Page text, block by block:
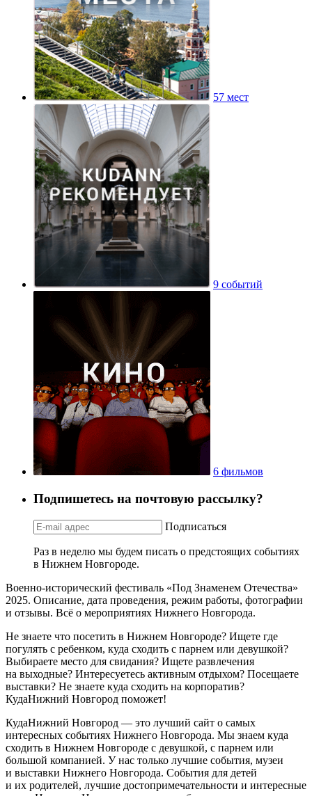
57 мест
9 событий
6 фильмов
Подпишетесь на почтовую рассылку?
Подписаться
Раз в неделю мы будем писать о предстоящих событиях
в Нижнем Новгороде.
Военно-исторический фестиваль «Под Знаменем Отечества»
2025. Описание, дата проведения, режим работы, фотографии
и отзывы. Всё о мероприятиях Нижнего Новгорода.
Не знаете что посетить в Нижнем Новгороде? Ищете где
погулять с ребенком, куда сходить с парнем или девушкой?
Выбираете место для свидания? Ищете развлечения
на выходные? Интересуетесь активным отдыхом? Посещаете
выставки? Не знаете куда сходить на корпоратив?
КудаНижний Новгород поможет!
КудаНижний Новгород — это лучший сайт о самых
интересных событиях Нижнего Новгорода. Мы знаем куда
сходить в Нижнем Новгороде с девушкой, с парнем или
большой компанией. У нас только лучшие события, музеи
и выставки Нижнего Новгорода. События для детей
и их родителей, лучшие достопримечательности и интересные